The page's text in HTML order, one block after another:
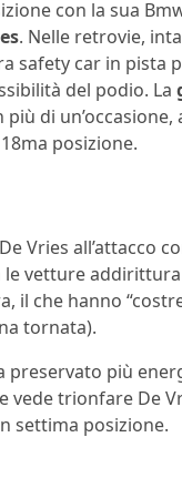
con la sua
. Nelle retrovie,
safety car in pista
del podio. La
di
posizione.
Vries all’attacco
le vetture
il che hanno
tornata).
preservato più
vede trionfare De
settima posizione.